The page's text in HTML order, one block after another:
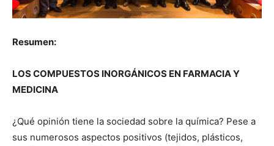
Resumen:
LOS COMPUESTOS INORGÁNICOS EN FARMACIA Y
MEDICINA
¿Qué opinión tiene la sociedad sobre la química? Pese a
sus numerosos aspectos positivos (tejidos, plásticos,